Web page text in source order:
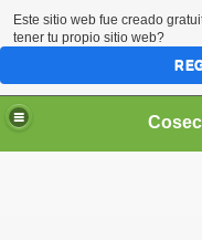
Este sitio web fue creado
tener tu propio sitio web?